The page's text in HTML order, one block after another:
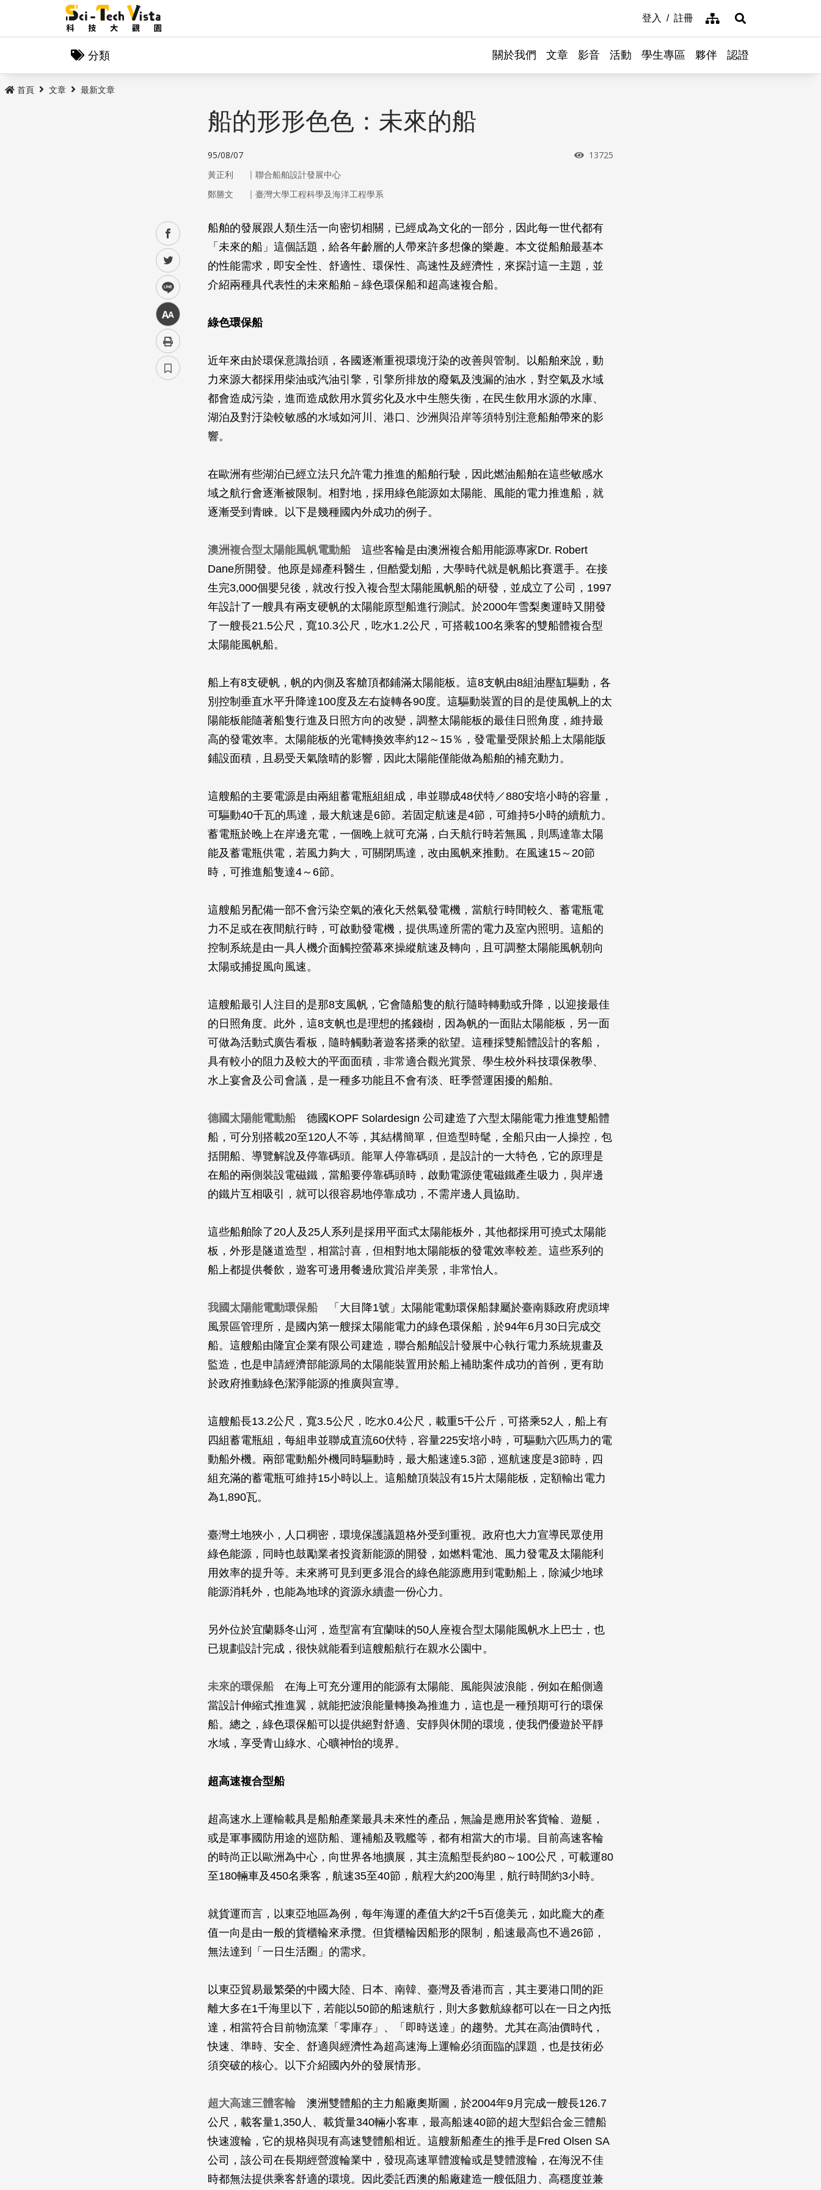
登入 註冊 網站導覽展開搜尋
分類 關於我們 文章 影音 活動 學生專區 夥伴 認證
首頁 文章 最新文章
facebook
twitter
line
中
船的形形色色：未來的船
95/08/07 瀏覽次數
13725
黃正利 ｜ 聯合船舶設計發展中心
鄭勝文
｜ 臺灣大學工程科學及海洋工程學系
船舶的發展跟人類生活一向密切相關，已經成為文化的一部分，因此每一世代都有
「未來的船」這個話題，給各年齡層的人帶來許多想像的樂趣。本文從船舶最基本
的性能需求，即安全性、舒適性、環保性、高速性及經濟性，來探討這一主題，並
介紹兩種具代表性的未來船舶－綠色環保船和超高速複合船。
綠色環保船
近年來由於環保意識抬頭，各國逐漸重視環境汙染的改善與管制。以船舶來說，動
力來源大都採用柴油或汽油引擎，引擎所排放的廢氣及洩漏的油水，對空氣及水域
都會造成污染，進而造成飲用水質劣化及水中生態失衡，在民生飲用水源的水庫、
湖泊及對汙染較敏感的水域如河川、港口、沙洲與沿岸等須特別注意船舶帶來的影
響。
在歐洲有些湖泊已經立法只允許電力推進的船舶行駛，因此燃油船舶在這些敏感水
域之航行會逐漸被限制。相對地，採用綠色能源如太陽能、風能的電力推進船，就
逐漸受到青睞。以下是幾種國內外成功的例子。
澳洲複合型太陽能風帆電動船這些客輪是由澳洲複合船用能源專家Dr. Robert
Dane所開發。他原是婦產科醫生，但酷愛划船，大學時代就是帆船比賽選手。在接
生完3,000個嬰兒後，就改行投入複合型太陽能風帆船的研發，並成立了公司，1997
年設計了一艘具有兩支硬帆的太陽能原型船進行測試。於2000年雪梨奧運時又開發
了一艘長21.5公尺，寬10.3公尺，吃水1.2公尺，可搭載100名乘客的雙船體複合型
太陽能風帆船。
船上有8支硬帆，帆的內側及客艙頂都鋪滿太陽能板。這8支帆由8組油壓缸驅動，各
別控制垂直水平升降達100度及左右旋轉各90度。這驅動裝置的目的是使風帆上的太
陽能板能隨著船隻行進及日照方向的改變，調整太陽能板的最佳日照角度，維持最
高的發電效率。太陽能板的光電轉換效率約12～15％，發電量受限於船上太陽能版
鋪設面積，且易受天氣陰晴的影響，因此太陽能僅能做為船舶的補充動力。
這艘船的主要電源是由兩組蓄電瓶組組成，串並聯成48伏特／880安培小時的容量，
可驅動40千瓦的馬達，最大航速是6節。若固定航速是4節，可維持5小時的續航力。
蓄電瓶於晚上在岸邊充電，一個晚上就可充滿，白天航行時若無風，則馬達靠太陽
能及蓄電瓶供電，若風力夠大，可關閉馬達，改由風帆來推動。在風速15～20節
時，可推進船隻達4～6節。
這艘船另配備一部不會污染空氣的液化天然氣發電機，當航行時間較久、蓄電瓶電
力不足或在夜間航行時，可啟動發電機，提供馬達所需的電力及室內照明。這船的
控制系統是由一具人機介面觸控螢幕來操縱航速及轉向，且可調整太陽能風帆朝向
太陽或捕捉風向風速。
這艘船最引人注目的是那8支風帆，它會隨船隻的航行隨時轉動或升降，以迎接最佳
的日照角度。此外，這8支帆也是理想的搖錢樹，因為帆的一面貼太陽能板，另一面
可做為活動式廣告看板，隨時觸動著遊客搭乘的欲望。這種採雙船體設計的客船，
具有較小的阻力及較大的平面面積，非常適合觀光賞景、學生校外科技環保教學、
水上宴會及公司會議，是一種多功能且不會有淡、旺季營運困擾的船舶。
德國太陽能電動船德國KOPF Solardesign 公司建造了六型太陽能電力推進雙船體
船，可分別搭載20至120人不等，其結構簡單，但造型時髦，全船只由一人操控，包
括開船、導覽解說及停靠碼頭。能單人停靠碼頭，是設計的一大特色，它的原理是
在船的兩側裝設電磁鐵，當船要停靠碼頭時，啟動電源使電磁鐵產生吸力，與岸邊
的鐵片互相吸引，就可以很容易地停靠成功，不需岸邊人員協助。
這些船舶除了20人及25人系列是採用平面式太陽能板外，其他都採用可撓式太陽能
板，外形是隧道造型，相當討喜，但相對地太陽能板的發電效率較差。這些系列的
船上都提供餐飲，遊客可邊用餐邊欣賞沿岸美景，非常怡人。
我國太陽能電動環保船「大目降1號」太陽能電動環保船隸屬於臺南縣政府虎頭埤
風景區管理所，是國內第一艘採太陽能電力的綠色環保船，於94年6月30日完成交
船。這艘船由隆宜企業有限公司建造，聯合船舶設計發展中心執行電力系統規畫及
監造，也是申請經濟部能源局的太陽能裝置用於船上補助案件成功的首例，更有助
於政府推動綠色潔淨能源的推廣與宣導。
這艘船長13.2公尺，寬3.5公尺，吃水0.4公尺，載重5千公斤，可搭乘52人，船上有
四組蓄電瓶組，每組串並聯成直流60伏特，容量225安培小時，可驅動六匹馬力的電
動船外機。兩部電動船外機同時驅動時，最大船速達5.3節，巡航速度是3節時，四
組充滿的蓄電瓶可維持15小時以上。這船艙頂裝設有15片太陽能板，定額輸出電力
為1,890瓦。
臺灣土地狹小，人口稠密，環境保護議題格外受到重視。政府也大力宣導民眾使用
綠色能源，同時也鼓勵業者投資新能源的開發，如燃料電池、風力發電及太陽能利
用效率的提升等。未來將可見到更多混合的綠色能源應用到電動船上，除減少地球
能源消耗外，也能為地球的資源永續盡一份心力。
另外位於宜蘭縣冬山河，造型富有宜蘭味的50人座複合型太陽能風帆水上巴士，也
已規劃設計完成，很快就能看到這艘船航行在親水公園中。
未來的環保船在海上可充分運用的能源有太陽能、風能與波浪能，例如在船側適
當設計伸縮式推進翼，就能把波浪能量轉換為推進力，這也是一種預期可行的環保
船。總之，綠色環保船可以提供絕對舒適、安靜與休閒的環境，使我們優遊於平靜
水域，享受青山綠水、心曠神怡的境界。
超高速複合型船
超高速水上運輸載具是船舶產業最具未來性的產品，無論是應用於客貨輪、遊艇，
或是軍事國防用途的巡防船、運補船及戰艦等，都有相當大的市場。目前高速客輪
的時尚正以歐洲為中心，向世界各地擴展，其主流船型長約80～100公尺，可載運80
至180輛車及450名乘客，航速35至40節，航程大約200海里，航行時間約3小時。
就貨運而言，以東亞地區為例，每年海運的產值大約2千5百億美元，如此龐大的產
值一向是由一般的貨櫃輪來承攬。但貨櫃輪因船形的限制，船速最高也不過26節，
無法達到「一日生活圈」的需求。
以東亞貿易最繁榮的中國大陸、日本、南韓、臺灣及香港而言，其主要港口間的距
離大多在1千海里以下，若能以50節的船速航行，則大多數航線都可以在一日之內抵
達，相當符合目前物流業「零庫存」、「即時送達」的趨勢。尤其在高油價時代，
快速、準時、安全、舒適與經濟性為超高速海上運輸必須面臨的課題，也是技術必
須突破的核心。以下介紹國內外的發展情形。
超大高速三體客輪 澳洲雙體船的主力船廠奧斯圖，於2004年9月完成一艘長126.7
公尺，載客量1,350人、載貨量340輛小客車，最高船速40節的超大型鋁合金三體船
快速渡輪，它的規格與現有高速雙體船相近。這艘新船產生的推手是Fred Olsen SA
公司，該公司在長期經營渡輪業中，發現高速單體渡輪或是雙體渡輪，在海況不佳
時都無法提供乘客舒適的環境。因此委託西澳的船廠建造一艘低阻力、高穩度並兼